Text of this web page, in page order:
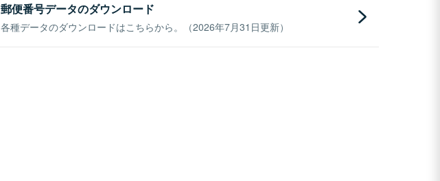
郵便番号データのダウンロード
各種データのダウンロードはこちらから。（2026年7月31日更新）